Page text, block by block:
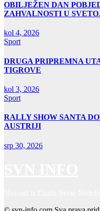
OBILJEŽEN DAN
ZAHVALNOSTI U
kol 4, 2026
Sport
DRUGA PRIPREMNA
TIGROVE
kol 3, 2026
Sport
RALLY SHOW SANTA
AUSTRIJI
srp 30, 2026